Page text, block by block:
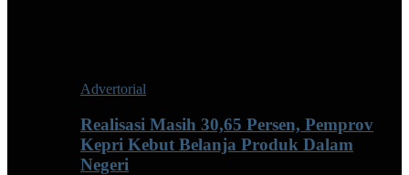
Advertorial
Realisasi Masih 30,65 Persen, Pemprov
Kepri Kebut Belanja Produk Dalam
Negeri